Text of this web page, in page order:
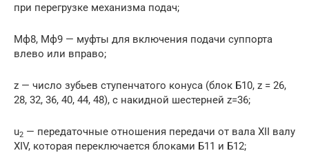
при перегрузке механизма подач;
Мф8, Мф9 — муфты для включения подачи суппорта
влево или вправо;
z — число зубьев ступенчатого конуса (блок Б10, z = 26,
28, 32, 36, 40, 44, 48), с накидной шестерней z=36;
u2 — передаточные отношения передачи от вала XII валу
XIV, которая переключается блоками Б11 и Б12;